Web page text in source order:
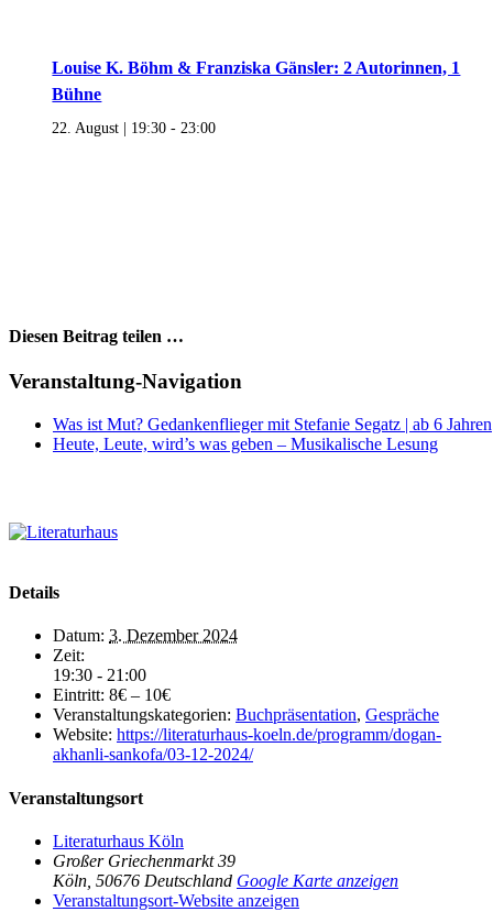
Louise K. Böhm & Franziska Gänsler: 2 Autorinnen, 1
Bühne
22. August | 19:30 - 23:00
Diesen Beitrag teilen …
Facebook
X
WhatsApp
Pinterest
E-
Veranstaltung-Navigation
Was ist Mut? Gedankenflieger mit Stefanie Segatz | ab 6 Jahren
Heute, Leute, wird’s was geben – Musikalische Lesung
Details
Datum: 3. Dezember 2024
Zeit:
19:30 - 21:00
Eintritt: 8€ – 10€
Veranstaltungskategorien: Buchpräsentation, Gespräche
Website: https://literaturhaus-koeln.de/programm/dogan-
akhanli-sankofa/03-12-2024/
Veranstaltungsort
Literaturhaus Köln
Großer Griechenmarkt 39
Köln 50676 Deutschland Google Karte anzeigen
Veranstaltungsort-Website anzeigen